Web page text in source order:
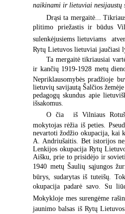
naikinami ir lietuviai nesijaustų
Drąsi ta mergaitė...
plitimo priežastis ir būdus
sulenkėjusiems lietuviams 
Rytų Lietuvos lietuviai jaučiasi
Ta mergaitė tikriausiai
ir kančių 1919-1928 metų
Nepriklausomybės pradžioje
lietuvių savijautą Šalčios
pedagogų skundus apie
išsakomus.
O čia  iš Vilniaus
mokytojas rėžia iš peties.
nevartoti žodžio okupacija, kai
A. Andriušaitis. Bet istorijos
Lenkijos okupacija Rytų
Aišku, prie to prisidėjo ir
1940 metų Šaulių sąjungos
būrys, sudarytas iš tuteišų.
okupacija padarė savo. Su
Mokykloje mes surengėme
jaunimo balsas iš Rytų